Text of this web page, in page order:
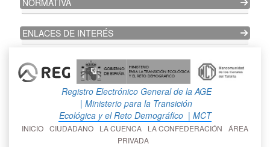
ENLACES DE INTERÉS
Registro Electrónico General de la AGE
| Ministerio para la Transición
Ecológica y el Reto Demográfico | MCT
INICIO CIUDADANO LA CUENCA LA CONFEDERACIÓN
ÁREA
PRIVADA